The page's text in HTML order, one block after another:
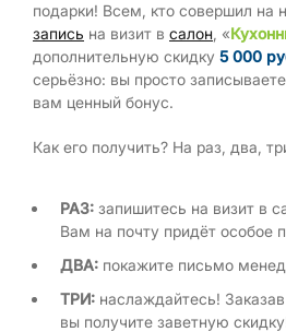
подарки! Всем, кто совершил на
запись на визит в салон , «
дополнительную скидку 5 000
серьёзно: вы просто
вам ценный бонус.
Как его получить? На раз, два,
РАЗ: запишитесь на визит в
Вам на почту придёт особое
ДВА: покажите письмо
ТРИ: наслаждайтесь!
вы получите заветную